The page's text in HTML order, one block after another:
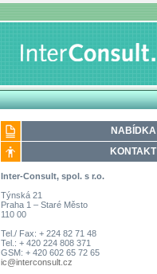
NABÍDKA
KONTAKT
Inter-Consult, spol. s r.o.
Týnská 21
Praha 1 – Staré Město
110 00
Tel./ Fax: + 224 82 71 48
Tel.: + 420 224 808 371
GSM: + 420 602 65 72 65
ic@interconsult.cz